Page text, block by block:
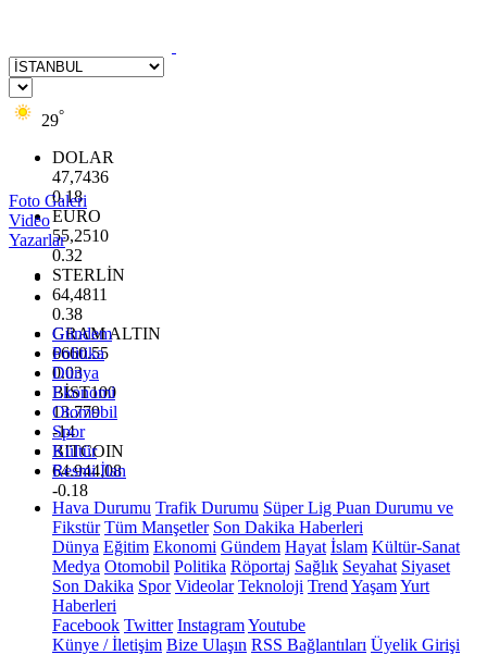
29°
DOLAR
47,7436
0.18
EURO
55,2510
0.32
STERLİN
64,4811
0.38
GRAM ALTIN
6660.55
0.03
BİST100
13.779
-14
BITCOIN
64.944,08
-0.18
Foto Galeri
Video
Yazarlar
Gündem
Politika
Dünya
Ekonomi
Otomobil
Spor
Kültür
Resmi İlan
Hava Durumu Trafik Durumu Süper Lig Puan Durumu ve
Fikstür Tüm Manşetler Son Dakika Haberleri
Dünya Eğitim Ekonomi Gündem Hayat İslam Kültür-Sanat
Medya Otomobil Politika Röportaj Sağlık Seyahat Siyaset
Son Dakika Spor Videolar Teknoloji Trend YaşamYurt
Haberleri
Facebook Twitter InstagramYoutube
Künye / İletişim Bize Ulaşın RSS Bağlantıları Üyelik Girişi